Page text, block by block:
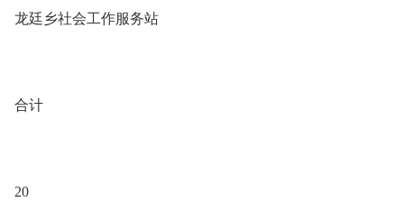
龙廷乡社会工作服务站
合计
20